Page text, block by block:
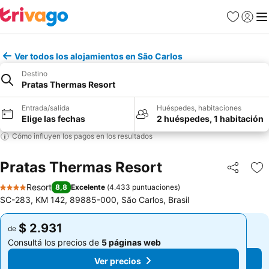
Favoritos
Iniciar
Ver todos los alojamientos en São Carlos
Destino
Pratas Thermas Resort
Entrada/salida
Elige las fechas
Huéspedes, habitaciones
2 huéspedes, 1 habitación
Cómo influyen los pagos en los resultados
Pratas Thermas Resort Compartir
4 Estrellas
Resort 8,8 Excelente (4.433 puntuaciones)
SC-283, KM 142, 89885-000, São Carlos, Brasil
de $ 2.931
Consultá los precios de 5 páginas web
Ver precios
de $ 2.931
Consultá los precios de 5 páginas web
Ver precios